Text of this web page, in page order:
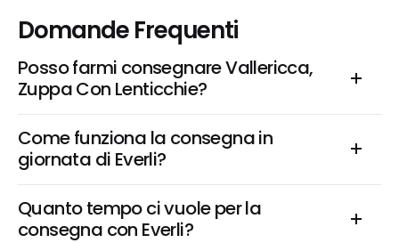
Domande Frequenti
Posso farmi consegnare Vallericca,
Zuppa Con Lenticchie?
Come funziona la consegna in
giornata di Everli?
Quanto tempo ci vuole per la
consegna con Everli?